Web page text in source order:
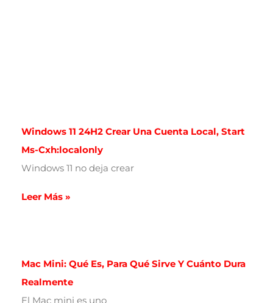
Windows 11 24H2 Crear Una Cuenta Local, Start
Ms-Cxh:localonly
Windows 11 no deja crear
Leer Más »
Mac Mini: Qué Es, Para Qué Sirve Y Cuánto Dura
Realmente
El Mac mini es uno